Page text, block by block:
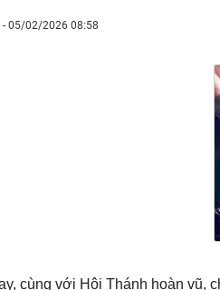
- 05/02/2026 08:58
cùng với Hội Thánh hoàn vũ,